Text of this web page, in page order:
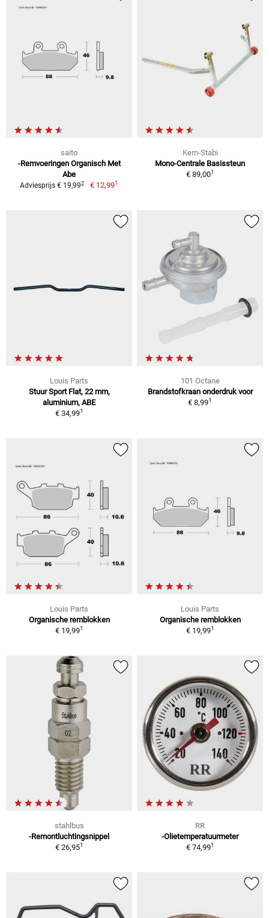
saito
-Remvoeringen Organisch Met
Abe
Adviesprijs € 19,992 € 12,991
Kern-Stabi
Mono-Centrale Basissteun
€ 89,001
Louis Parts
Stuur Sport Flat, 22 mm,
aluminium, ABE
€ 34,991
101 Octane
Brandstofkraan onderdruk voor
€ 8,991
Louis Parts
Organische remblokken
€ 19,991
Louis Parts
Organische remblokken
€ 19,991
stahlbus
-Remontluchtingsnippel
€ 26,951
RR
-Olietemperatuurmeter
€ 74,991